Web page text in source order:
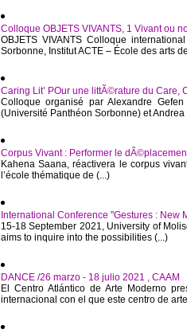
Colloque OBJETS VIVANTS, 1 Vivant ou
OBJETS VIVANTS Colloque
Sorbonne, Institut ACTE – École des arts
Caring Lit’ POur une littÃ©rature du
Colloque organisé par Alexandre
(Université Panthéon Sorbonne) et Andrea
Corpus Vivant : Performer le
Kahena Saana, réactivera le corpus
l’école thématique de (...)
International Conference "Gestures : New
15-18 September 2021, University of
aims to inquire into the possibilities (...)
DANCE /26 marzo - 18 julio 2021 , CAAM
El Centro Atlántico de Arte Moderno
internacional con el que este centro de